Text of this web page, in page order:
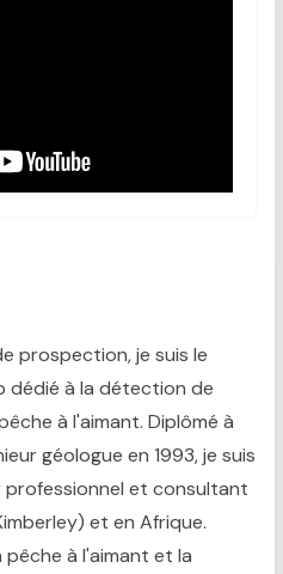
prospection, je suis le
dédié à la détection de
à l'aimant. Diplômé à
géologue en 1993, je suis
professionnel et consultant
et en Afrique.
à l'aimant et la